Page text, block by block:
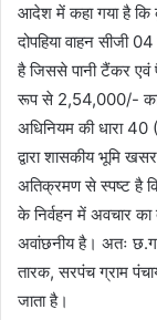
आदेश में कहा गया है कि
दोपहिया वाहन सीजी
है जिससे पानी टैंकर एवं
रूप से 2,54,000/- का
अधिनियम की धारा 40
द्वारा शासकीय भूमि
अतिक्रमण से स्पष्ट है
के निर्वहन में अवचार का
अवांछनीय है। अतः छ.ग.
तारक, सरपंच ग्राम
जाता है।